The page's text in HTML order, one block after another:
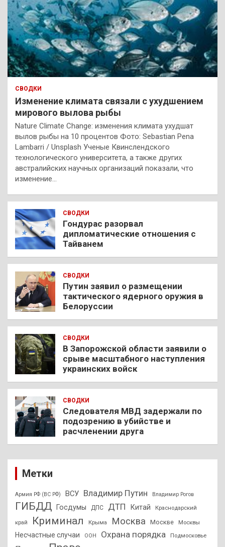
СВОДКИ
Изменение климата связали с ухудшением
мирового вылова рыбы
Nature Climate Change: изменения климата ухудшат
вылов рыбы на 10 процентов Фото: Sebastian Pena
Lambarri / Unsplash Ученые Квинслендского
технологического университета, а также других
австралийских научных организаций показали, что
изменение…
СВОДКИ
Гондурас разорвал
дипломатические отношения с
Тайванем
СВОДКИ
Путин заявил о размещении
тактического ядерного оружия в
Белоруссии
СВОДКИ
В Запорожской области заявили о
срыве масштабного наступления
украинских войск
СВОДКИ
Следователя МВД задержали по
подозрению в убийстве и
расчленении друга
Метки
Армия РФ (ВС РФ) ВСУ Владимир Путин Владимир Рогов
ГИБДД Госдумы ДПС ДТП Китай Краснодарский
край Криминал Крыма Москва Москве Москвы
Несчастные случаи ООН Охрана порядка Подмосковье